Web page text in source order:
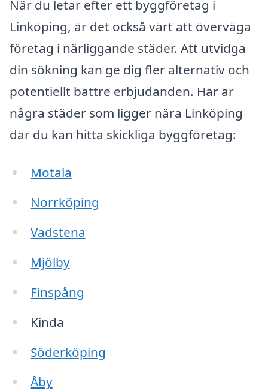
När du letar efter ett byggföretag i
Linköping, är det också värt att överväga
företag i närliggande städer. Att utvidga
din sökning kan ge dig fler alternativ och
potentiellt bättre erbjudanden. Här är
några städer som ligger nära Linköping
där du kan hitta skickliga byggföretag:
Motala
Norrköping
Vadstena
Mjölby
Finspång
Kinda
Söderköping
Åby